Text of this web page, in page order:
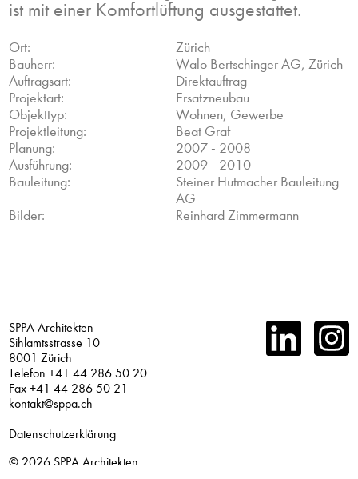
ist mit einer Komfortlüftung ausgestattet.
Ort:
Zürich
Bauherr:
Walo Bertschinger AG, Zürich
Auftragsart:
Direktauftrag
Projektart:
Ersatzneubau
Objekttyp:
Wohnen, Gewerbe
Projektleitung:
Beat Graf
Planung:
2007 - 2008
Ausführung:
2009 - 2010
Bauleitung:
Steiner Hutmacher Bauleitung
AG
Bilder:
Reinhard Zimmermann
SPPA Architekten
Sihlamtsstrasse 10
8001 Zürich
Telefon +41 44 286 50 20
Fax +41 44 286 50 21
kontakt@sppa.ch
Datenschutzerklärung
© 2026 SPPA Architekten